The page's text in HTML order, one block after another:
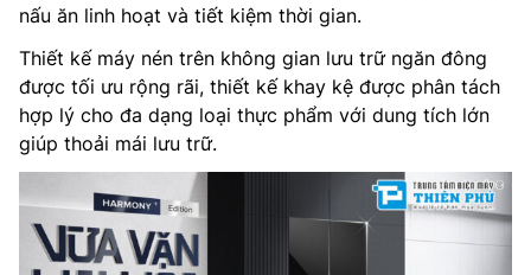
Công nghệ làm lạnh: –
Điều khiển: –
Công nghệ khử mùi: AG Clean
Nguồn điện: 220-240V, 50-60Hz
Kích thước tủ(RxSxC): 822 x 600 x 1890 mm
nấu ăn linh hoạt và tiết kiệm thời gian.
Thiết kế máy nén trên không gian lưu trữ ngăn đông
được tối ưu rộng rãi, thiết kế khay kệ được phân tách
hợp lý cho đa dạng loại thực phẩm với dung tích lớn
giúp thoải mái lưu trữ.